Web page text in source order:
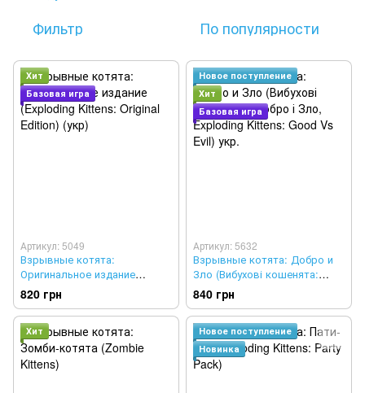
Фильтр По популярности
Хит
Базовая игра
Артикул: 5049
Взрывные котята:
Оригинальное издание
(Exploding Kittens: Original
Edition) (укр)
820 грн
Новое поступление
Хит
Базовая игра
Артикул: 5632
Взрывные котята: Добро и
Зло (Вибухові кошенята:
Добро і Зло, Exploding
Kittens: Good Vs Evil) укр.
840 грн
Хит
Новое поступление
Новинка